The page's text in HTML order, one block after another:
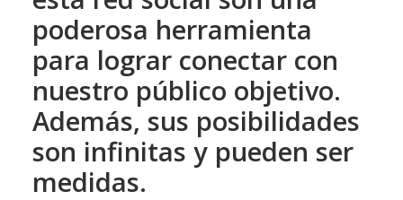
poderosa herramienta
para lograr conectar con
nuestro público objetivo.
Además, sus posibilidades
son infinitas y pueden ser
medidas.